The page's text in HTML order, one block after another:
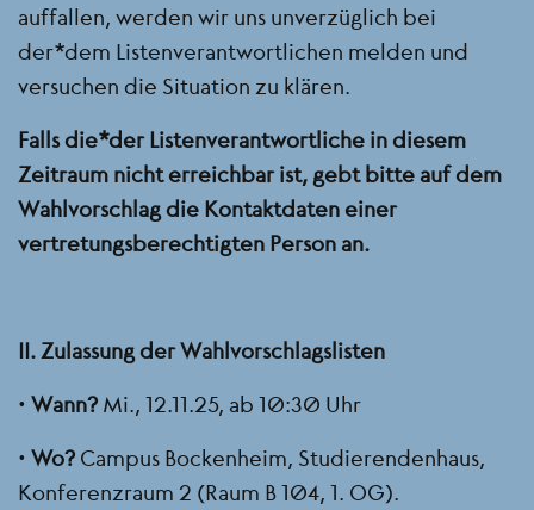
auffallen, werden wir uns unverzüglich bei
der*dem Listenverantwortlichen melden und
versuchen die Situation zu klären.
Falls die*der Listenverantwortliche in diesem
Zeitraum nicht erreichbar ist, gebt bitte auf dem
Wahlvorschlag die Kontaktdaten einer
vertretungsberechtigten Person an.
II. Zulassung der Wahlvorschlagslisten
• Wann? Mi., 12.11.25, ab 10:30 Uhr
• Wo? Campus Bockenheim, Studierendenhaus,
Konferenzraum 2 (Raum B 104, 1. OG).